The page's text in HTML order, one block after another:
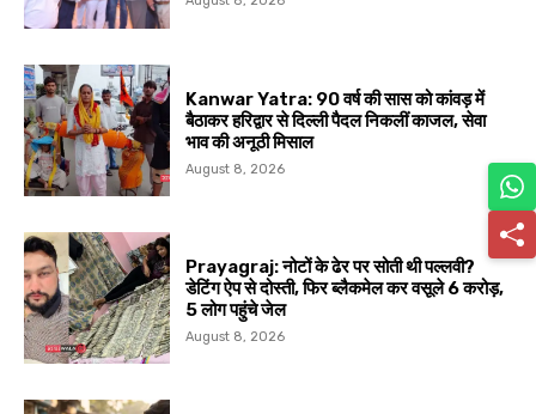
Kanwar Yatra: 90 वर्ष की सास को कांवड़ में
बैठाकर हरिद्वार से दिल्ली पैदल निकलीं काजल, सेवा
भाव की अनूठी मिसाल
August 8, 2026
Prayagraj: नोटों के ढेर पर सोती थी पल्लवी?
डेटिंग ऐप से दोस्ती, फिर ब्लैकमेल कर वसूले ₹6 करोड़,
5 लोग पहुंचे जेल
August 8, 2026